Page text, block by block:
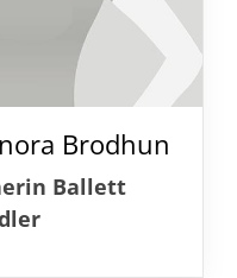
Brodhun
Ballett